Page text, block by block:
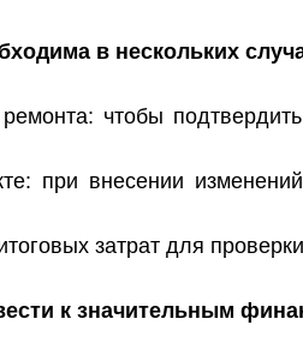
в нескольких
чтобы
при внесении
затрат для
к значительным